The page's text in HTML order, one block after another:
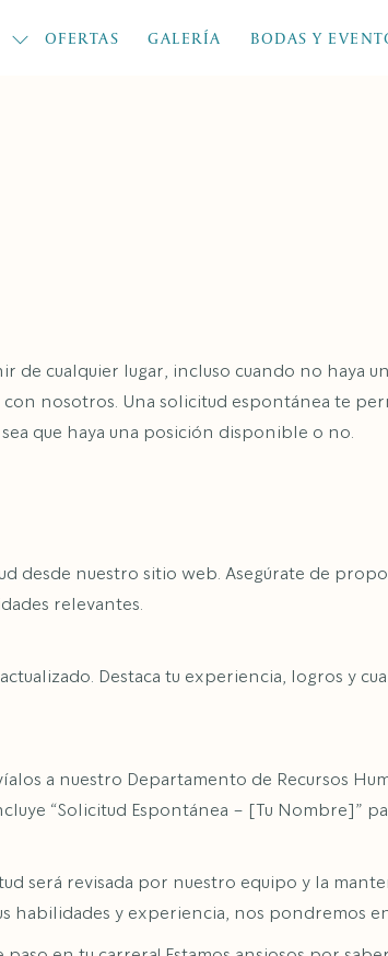
OFERTAS GALERÍA BODAS Y
cualquier lugar, incluso cuando no haya
nosotros. Una solicitud espontánea te
que haya una posición disponible o no.
desde nuestro sitio web. Asegúrate de
relevantes.
Destaca tu experiencia, logros y
a nuestro Departamento de Recursos
“Solicitud Espontánea – [Tu Nombre]”
será revisada por nuestro equipo y la
habilidades y experiencia, nos pondremos